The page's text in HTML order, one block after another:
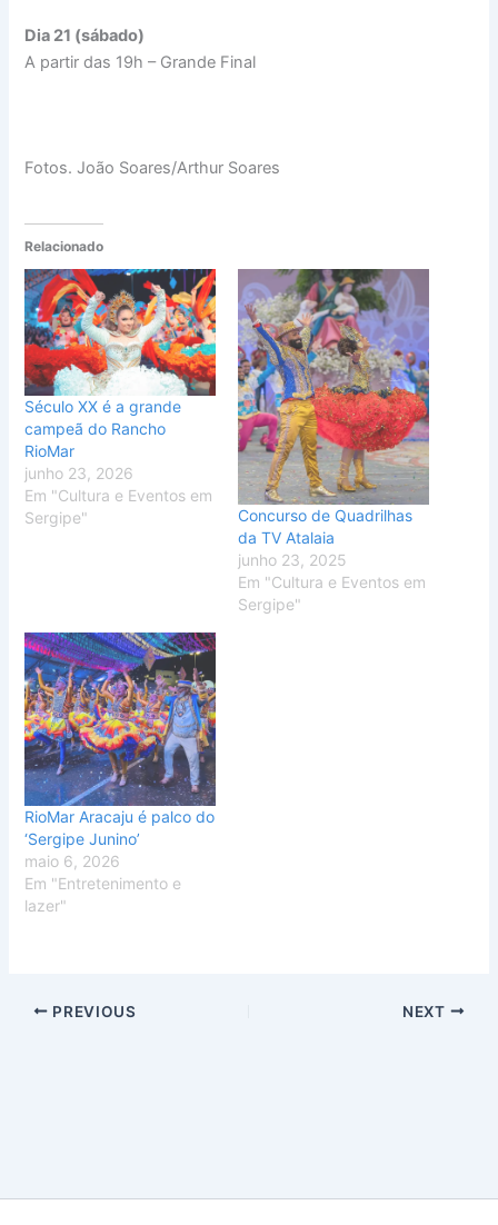
Dia 21 (sábado)
A partir das 19h – Grande Final
Fotos. João Soares/Arthur Soares
Relacionado
Século XX é a grande
campeã do Rancho
RioMar
junho 23, 2026
Em "Cultura e Eventos em
Sergipe"
Concurso de Quadrilhas
da TV Atalaia
junho 23, 2025
Em "Cultura e Eventos em
Sergipe"
RioMar Aracaju é palco do
‘Sergipe Junino’
maio 6, 2026
Em "Entretenimento e
lazer"
PREVIOUS NEXT